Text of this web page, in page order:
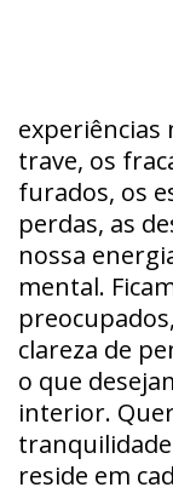
experiências
trave, os
furados, os
perdas, as
nossa
mental.
clareza de
o que
interior.
reside em